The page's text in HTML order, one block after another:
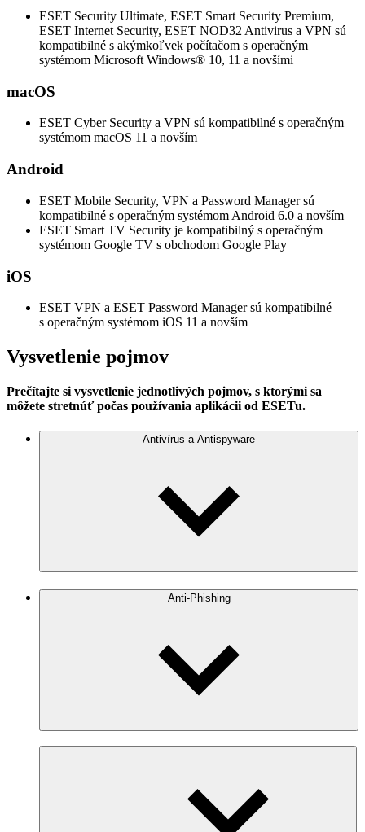
ESET Security Ultimate, ESET Smart Security Premium,
ESET Internet Security, ESET NOD32 Antivirus a VPN sú
kompatibilné s akýmkoľvek počítačom s operačným
systémom Microsoft Windows® 10, 11 a novšími
macOS
ESET Cyber Security a VPN sú kompatibilné s operačným
systémom macOS 11 a novším
Android
ESET Mobile Security, VPN a Password Manager sú
kompatibilné s operačným systémom Android 6.0 a novším
ESET Smart TV Security je kompatibilný s operačným
systémom Google TV s obchodom Google Play
iOS
ESET VPN a ESET Password Manager sú kompatibilné
s operačným systémom iOS 11 a novším
Vysvetlenie pojmov
Prečítajte si vysvetlenie jednotlivých pojmov, s ktorými sa
môžete stretnúť počas používania aplikácii od ESETu.
Antivírus a Antispyware
Anti‑Phishing